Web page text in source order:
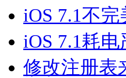
iOS 7.1不
iOS 7.1耗
修改注册表